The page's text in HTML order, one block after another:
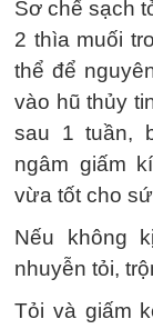
Sơ chế sạch
2 thìa muối
thể để
vào hũ thủy
sau 1 tuần,
ngâm giấm
vừa tốt cho
Nếu không
nhuyễn tỏi,
Tỏi và giấm